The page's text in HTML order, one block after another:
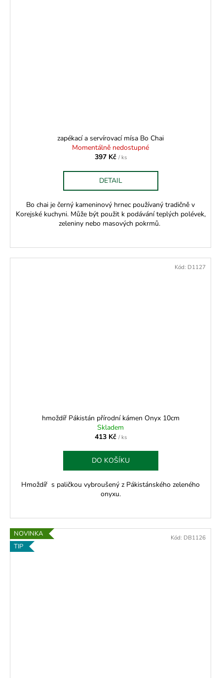
zapékací a servírovací mísa Bo Chai
Momentálně nedostupné
397 Kč / ks
DETAIL
Bo chai je černý kameninový hrnec používaný tradičně v
Korejské kuchyni. Může být použit k podávání teplých polévek,
zeleniny nebo masových pokrmů.
hmoždíř Pákistán přírodní kámen Onyx 10cm
Skladem
413 Kč / ks
DO KOŠÍKU
Hmoždíř s paličkou vybroušený z Pákistánského zeleného
onyxu.
Kód: D1127
NOVINKA
TIP
Kód: DB1126